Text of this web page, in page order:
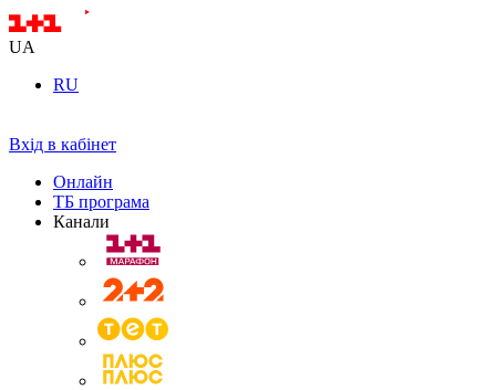
UA
RU
Вхід в кабінет
Онлайн
ТБ програма
Канали